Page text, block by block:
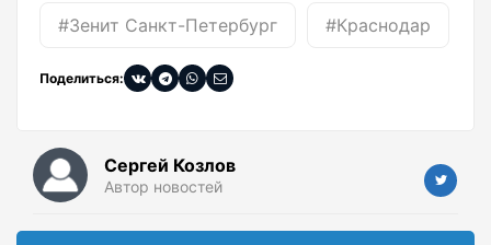
#Зенит Санкт-Петербург #Краснодар
Поделиться:
Сергей Козлов
Автор новостей